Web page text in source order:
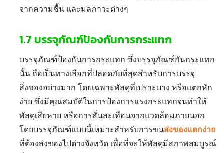
จากความชื้น และมลภาวะต่างๆ
1.7 บรรจุภัณฑ์ป้องกันการกระแทก
บรรจุภัณฑ์ป้องกันการกระแทก ซึ่งบรรจุภัณฑ์กันกระแทก
นั้น ถือเป็นทางเลือกที่ปลอดภัยที่สุดสำหรับการบรรจุ
สิ่งของอย่างมาก โดยเฉพาะพัสดุที่เปราะบาง หรือแตกหัก
ง่าย ซึ่งมีคุณสมบัติในการป้องการแรงกระแทกจนทำให้
พัสดุเสียหาย หรือการสั่นสะเทือนจากแวดล้อมภายนอก
โดยบรรจุภัณฑ์แบบนี้เหมาะสำหรับการขนส่งของแตกง่าย
ที่ต้องส่งของไปต่างจังหวัด เพื่อที่จะให้พัสดุมีสภาพสมบูรณ์